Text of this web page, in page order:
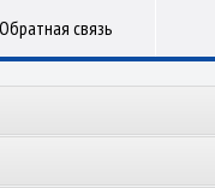
Обратная связь